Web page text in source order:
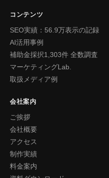
コンテンツ
SEO実績：56.9万表示の記録
AI活用事例
補助金採択1,303件 全数調査
マーケティングLab.
取扱メディア例
会社案内
ご挨拶
会社概要
アクセス
制作実績
料金案内